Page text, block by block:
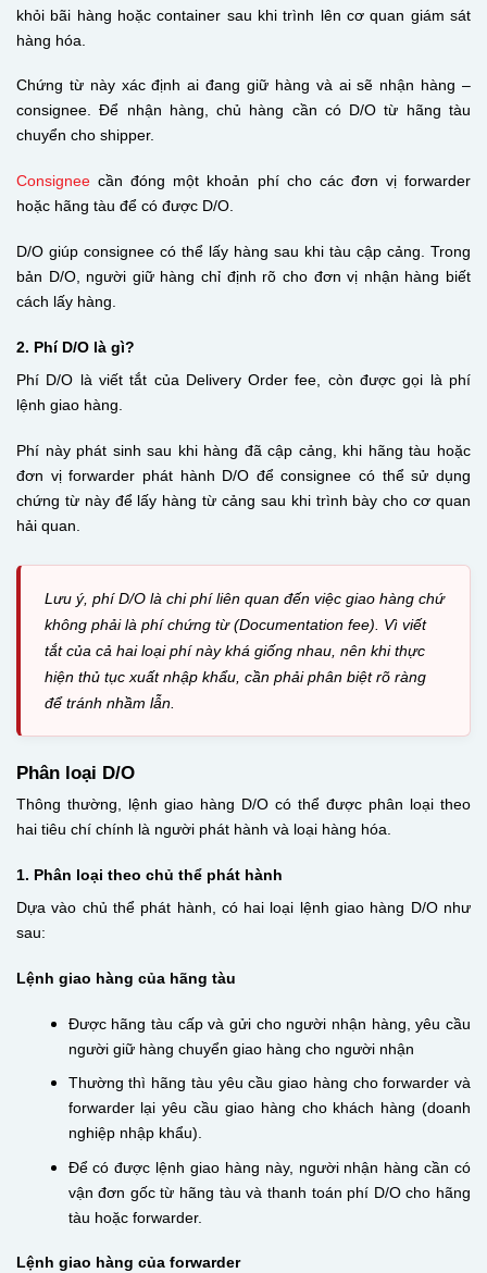
khỏi bãi hàng hoặc container sau khi trình lên cơ quan giám sát
hàng hóa.
Chứng từ này xác định ai đang giữ hàng và ai sẽ nhận hàng –
consignee. Để nhận hàng, chủ hàng cần có D/O từ hãng tàu
chuyển cho shipper.
Consignee cần đóng một khoản phí cho các đơn vị forwarder
hoặc hãng tàu để có được D/O.
D/O giúp consignee có thể lấy hàng sau khi tàu cập cảng. Trong
bản D/O, người giữ hàng chỉ định rõ cho đơn vị nhận hàng biết
cách lấy hàng.
2. Phí D/O là gì?
Phí D/O là viết tắt của Delivery Order fee, còn được gọi là phí
lệnh giao hàng.
Phí này phát sinh sau khi hàng đã cập cảng, khi hãng tàu hoặc
đơn vị forwarder phát hành D/O để consignee có thể sử dụng
chứng từ này để lấy hàng từ cảng sau khi trình bày cho cơ quan
hải quan.
Lưu ý, phí D/O là chi phí liên quan đến việc giao hàng chứ
không phải là phí chứng từ (Documentation fee). Vì viết
tắt của cả hai loại phí này khá giống nhau, nên khi thực
hiện thủ tục xuất nhập khẩu, cần phải phân biệt rõ ràng
để tránh nhầm lẫn.
Phân loại D/O
Thông thường, lệnh giao hàng D/O có thể được phân loại theo
hai tiêu chí chính là người phát hành và loại hàng hóa.
1. Phân loại theo chủ thể phát hành
Dựa vào chủ thể phát hành, có hai loại lệnh giao hàng D/O như
sau:
Lệnh giao hàng của hãng tàu
Được hãng tàu cấp và gửi cho người nhận hàng, yêu cầu
người giữ hàng chuyển giao hàng cho người nhận
Thường thì hãng tàu yêu cầu giao hàng cho forwarder và
forwarder lại yêu cầu giao hàng cho khách hàng (doanh
nghiệp nhập khẩu).
Để có được lệnh giao hàng này, người nhận hàng cần có
vận đơn gốc từ hãng tàu và thanh toán phí D/O cho hãng
tàu hoặc forwarder.
Lệnh giao hàng của forwarder